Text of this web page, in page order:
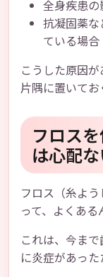
全身疾患の
抗凝固薬
ている場合
こうした原因
片隅に置いてお
フロス
は心配な
フロス（糸よ
って、よくある
これは、今ま
に炎症があった